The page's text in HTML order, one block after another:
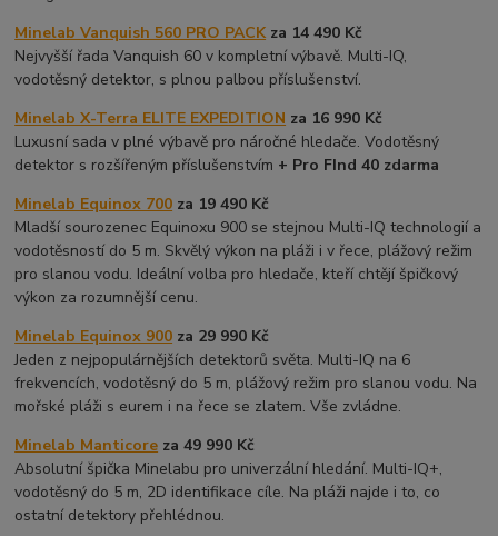
Minelab Vanquish 560 PRO PACK za 14 490 Kč
Nejvyšší řada Vanquish 60 v kompletní výbavě. Multi-IQ,
vodotěsný detektor, s plnou palbou příslušenství.
Minelab X-Terra ELITE EXPEDITION za 16 990 Kč
Luxusní sada v plné výbavě pro náročné hledače. Vodotěsný
detektor s rozšířeným příslušenstvím + Pro FInd 40 zdarma
Minelab Equinox 700 za 19 490 Kč
Mladší sourozenec Equinoxu 900 se stejnou Multi-IQ technologií a
vodotěsností do 5 m. Skvělý výkon na pláži i v řece, plážový režim
pro slanou vodu. Ideální volba pro hledače, kteří chtějí špičkový
výkon za rozumnější cenu.
Minelab Equinox 900 za 29 990 Kč
Jeden z nejpopulárnějších detektorů světa. Multi-IQ na 6
frekvencích, vodotěsný do 5 m, plážový režim pro slanou vodu. Na
mořské pláži s eurem i na řece se zlatem. Vše zvládne.
Minelab Manticore za 49 990 Kč
Absolutní špička Minelabu pro univerzální hledání. Multi-IQ+,
vodotěsný do 5 m, 2D identifikace cíle. Na pláži najde i to, co
ostatní detektory přehlédnou.